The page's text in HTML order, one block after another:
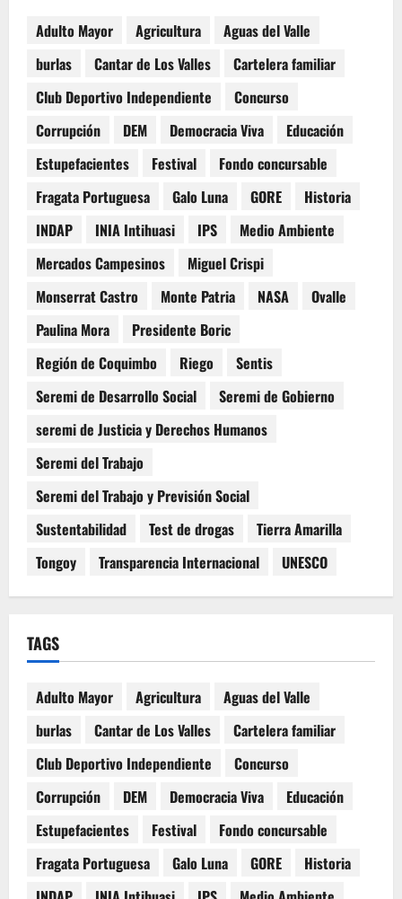
Adulto Mayor Agricultura
Aguas del Valle
burlas
Cantar de Los Valles
Cartelera familiar
Club Deportivo Independiente
Concurso
Corrupción
DEM Democracia Viva
Educación
Estupefacientes
Festival
Fondo concursable
Fragata Portuguesa
Galo Luna GORE
Historia
INDAP
INIA Intihuasi IPS
Medio Ambiente
Mercados Campesinos
Miguel Crispi
Monserrat Castro
Monte Patria NASA
Ovalle
Paulina Mora
Presidente Boric
Región de Coquimbo
Riego
Sentis
Seremi de Desarrollo Social
Seremi de Gobierno
seremi de Justicia y Derechos Humanos
Seremi del Trabajo
Seremi del Trabajo y Previsión Social
Sustentabilidad
Test de drogas
Tierra Amarilla
Tongoy
Transparencia Internacional UNESCO
TAGS
Adulto Mayor Agricultura
Aguas del Valle
burlas
Cantar de Los Valles
Cartelera familiar
Club Deportivo Independiente
Concurso
Corrupción
DEM Democracia Viva
Educación
Estupefacientes
Festival
Fondo concursable
Fragata Portuguesa
Galo Luna GORE
Historia